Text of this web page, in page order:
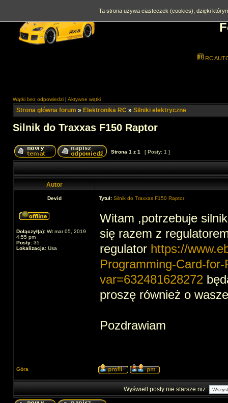
RC
Wątki bez odpowiedzi | Aktywne wątki
Strona główna forum » Elektronika RC » Silniki elektryczne
Silnik do Traxxas F150 Raptor
Strona 1 z 1 [ Posty: 1 ]
Autor
Devid Tytuł: Silnik do Traxxas F150 Raptor
Dołączył(a): Wt mar 05, 2019
4:55 pm
Posty: 35
Lokalizacja: Usa
Witam ,potrzebuje
się razem z
regulator https://
Programming-Card-
var=632481628272
proszę również o
Pozdrawiam
Góra
Wyświetl posty nie starsze niż:
Ta strona używa ciasteczek (cookies), dzięki